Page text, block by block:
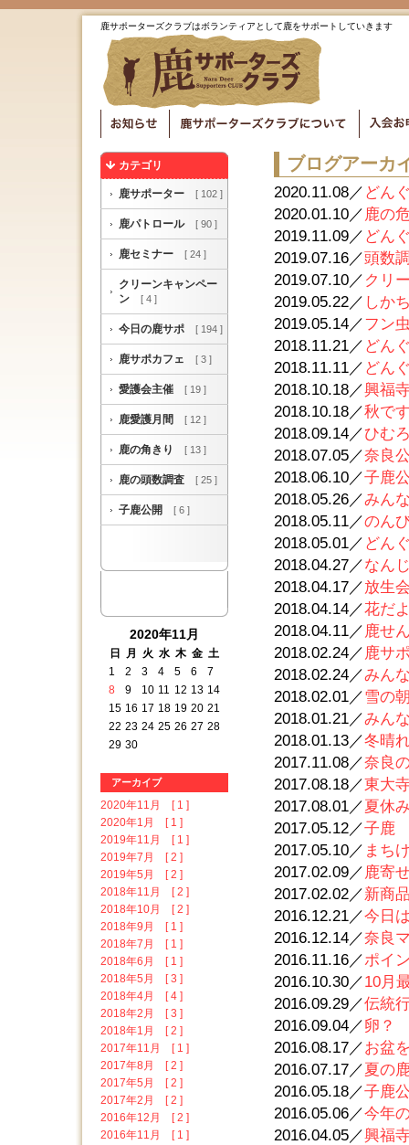
鹿サポーターズクラブはボランティアとして鹿をサポートしていきます
カテゴリ
鹿サポーター [ 102 ]
鹿パトロール [ 90 ]
鹿セミナー [ 24 ]
クリーンキャンペー
ン [ 4 ]
今日の鹿サポ [ 194 ]
鹿サポカフェ [ 3 ]
愛護会主催 [ 19 ]
鹿愛護月間 [ 12 ]
鹿の角きり [ 13 ]
鹿の頭数調査 [ 25 ]
子鹿公開 [ 6 ]
2020年11月
日 月 火 水 木 金 土
1
2 3 4 5 6
7
8
9 10 11 12 13 14
15 16 17 18 19 20 21
22 23 24 25 26 27 28
29 30
アーカイブ
2020年11月 [ 1 ]
2020年1月 [ 1 ]
2019年11月 [ 1 ]
2019年7月 [ 2 ]
2019年5月 [ 2 ]
2018年11月 [ 2 ]
2018年10月 [ 2 ]
2018年9月 [ 1 ]
2018年7月 [ 1 ]
2018年6月 [ 1 ]
2018年5月 [ 3 ]
2018年4月 [ 4 ]
2018年2月 [ 3 ]
2018年1月 [ 2 ]
2017年11月 [ 1 ]
2017年8月 [ 2 ]
2017年5月 [ 2 ]
2017年2月 [ 2 ]
2016年12月 [ 2 ]
2016年11月 [ 1 ]
ブログアーカ
2020.11.08／ どん
2020.01.10／ 鹿の
2019.11.09／ どん
2019.07.16／頭数
2019.07.10／ クリ
2019.05.22／ しか
2019.05.14／フン
2018.11.21／ どん
2018.11.11／ どん
2018.10.18／興福
2018.10.18／秋で
2018.09.14／ひむ
2018.07.05／奈良
2018.06.10／子鹿
2018.05.26／みん
2018.05.11／のん
2018.05.01／ どん
2018.04.27／なん
2018.04.17／放生
2018.04.14／花だ
2018.04.11／ 鹿せ
2018.02.24／ 鹿サ
2018.02.24／みん
2018.02.01／雪の
2018.01.21／みん
2018.01.13／冬晴
2017.11.08／奈良
2017.08.18／東大
2017.08.01／夏休
2017.05.12／子鹿
2017.05.10／ まち
2017.02.09／ 鹿寄
2017.02.02／新商
2016.12.21／今日
2016.12.14／奈良
2016.11.16／ポイ
2016.10.30／10月
2016.09.29／伝統
2016.09.04／卵？
2016.08.17／お盆
2016.07.17／夏の
2016.05.18／子鹿
2016.05.06／今年
2016.04.05／興福